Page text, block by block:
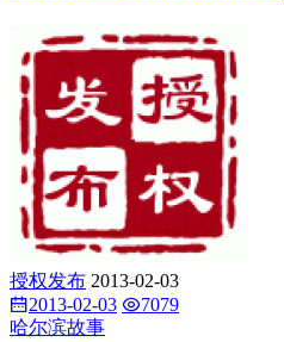
授权发布 2013-02-03
2013-02-03
7079
哈尔滨故事